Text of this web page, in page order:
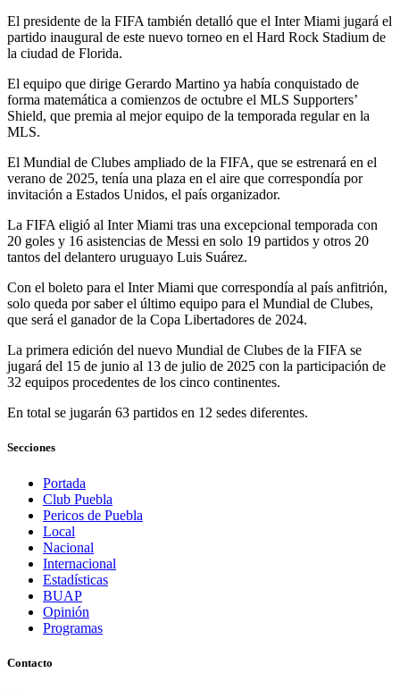
El presidente de la FIFA también detalló que el Inter Miami jugará el
partido inaugural de este nuevo torneo en el Hard Rock Stadium de
la ciudad de Florida.
El equipo que dirige Gerardo Martino ya había conquistado de
forma matemática a comienzos de octubre el MLS Supporters’
Shield, que premia al mejor equipo de la temporada regular en la
MLS.
El Mundial de Clubes ampliado de la FIFA, que se estrenará en el
verano de 2025, tenía una plaza en el aire que correspondía por
invitación a Estados Unidos, el país organizador.
La FIFA eligió al Inter Miami tras una excepcional temporada con
20 goles y 16 asistencias de Messi en solo 19 partidos y otros 20
tantos del delantero uruguayo Luis Suárez.
Con el boleto para el Inter Miami que correspondía al país anfitrión,
solo queda por saber el último equipo para el Mundial de Clubes,
que será el ganador de la Copa Libertadores de 2024.
La primera edición del nuevo Mundial de Clubes de la FIFA se
jugará del 15 de junio al 13 de julio de 2025 con la participación de
32 equipos procedentes de los cinco continentes.
En total se jugarán 63 partidos en 12 sedes diferentes.
Secciones
Portada
Club Puebla
Pericos de Puebla
Local
Nacional
Internacional
Estadísticas
BUAP
Opinión
Programas
Contacto